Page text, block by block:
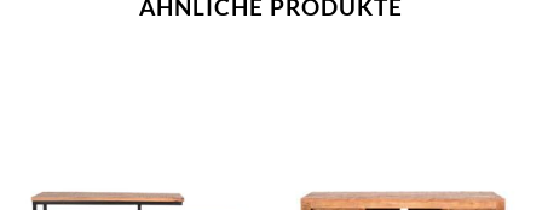
ÄHNLICHE PRODUKTE